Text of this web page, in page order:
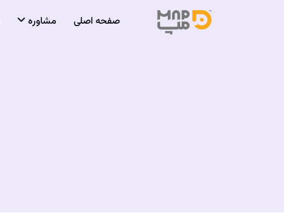
صفحه اصلی مشاوره